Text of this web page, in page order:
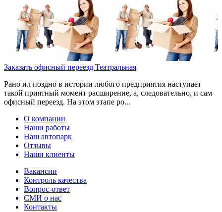
Заказать офисный переезд Театральная
Рано ил поздно в истории любого предприятия наступает
такой приятный момент расширение, а, следовательно, и сам
офисный переезд. На этом этапе ро...
О компании
Наши работы
Наш автопарк
Отзывы
Наши клиенты
Вакансии
Контроль качества
Вопрос-ответ
СМИ о нас
Контакты